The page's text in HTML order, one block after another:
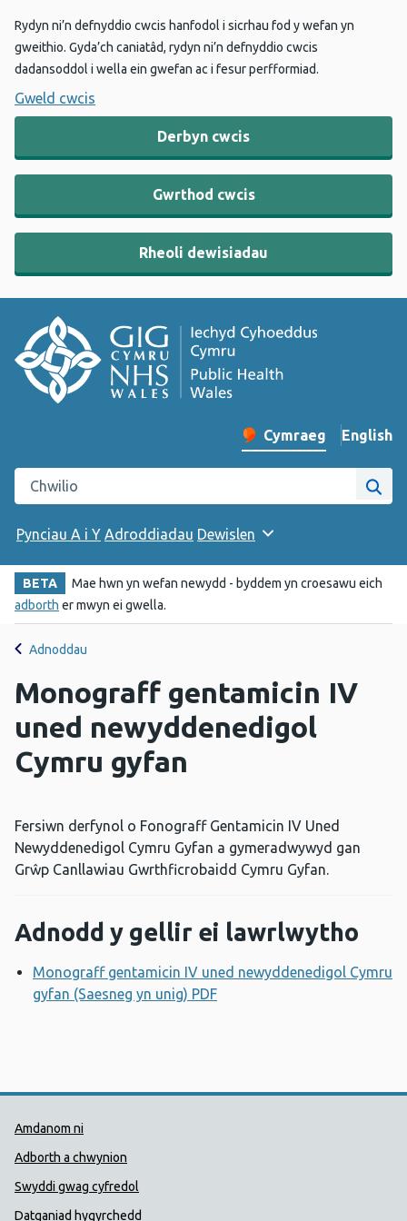
Rydyn ni’n defnyddio cwcis hanfodol i sicrhau fod y wefan yn
gweithio. Gyda’ch caniatâd, rydyn ni’n defnyddio cwcis
dadansoddol i wella ein gwefan ac i fesur perfformiad.
Gweld cwcis
Derbyn cwcis
Gwrthod cwcis
Rheoli dewisiadau
Newid iaith y wefan
Cymraeg English
–
Chwilio gwefan Iechyd Cyhoeddus Cymru
Pynciau A i Y Adroddiadau Dewislen
BETA
Mae hwn yn wefan newydd - byddem yn croesawu eich
adborth er mwyn ei gwella.
Adnoddau
Monograff gentamicin IV
uned newyddenedigol
Cymru gyfan
Fersiwn derfynol o Fonograff Gentamicin IV Uned
Newyddenedigol Cymru Gyfan a gymeradwywyd gan
Grŵp Canllawiau Gwrthficrobaidd Cymru Gyfan.
Adnodd y gellir ei lawrlwytho
Monograff gentamicin IV uned newyddenedigol Cymru
gyfan (Saesneg yn unig) PDF
Dolenni Cymorth Iechyd
Amdanom ni
Adborth a chwynion
Swyddi gwag cyfredol
Datganiad hygyrchedd